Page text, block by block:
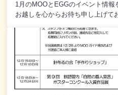
1月のMOOとEGGのイベント情
お越しを心からお待ち申し上げて